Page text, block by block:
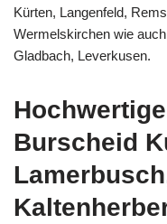
Kürten, Langenfeld,
Wermelskirchen wie
Gladbach, Leverkusen.
Burscheid